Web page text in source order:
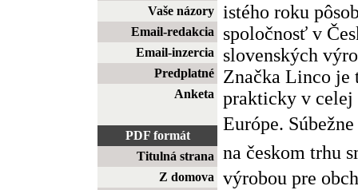
Vaše názory
Email-redakcia
Email-inzercia
Predplatné
Anketa
PDF formát
Titulná strana
Z domova
istého roku
spoločnosť v
slovenských
Značka Linco je
prakticky v celej
Európe.
na českom trhu
výrobou pre